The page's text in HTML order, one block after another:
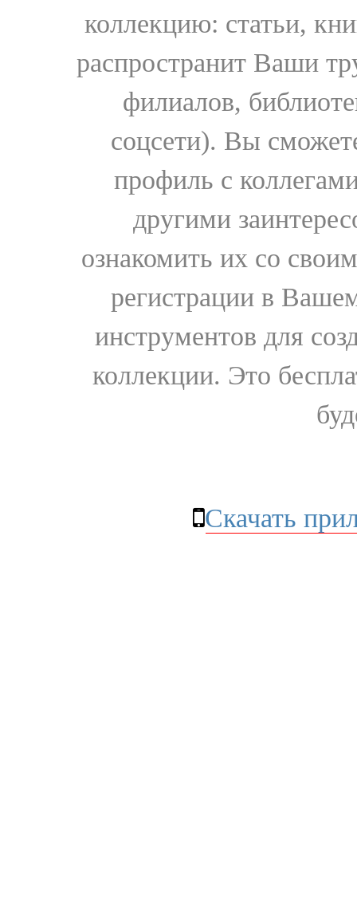
коллекцию: статьи,
распространит Ваши
филиалов,
соцсети). Вы
профиль с
другими
ознакомить их со
регистрации в
инструментов для
коллекции. Это
Скачать